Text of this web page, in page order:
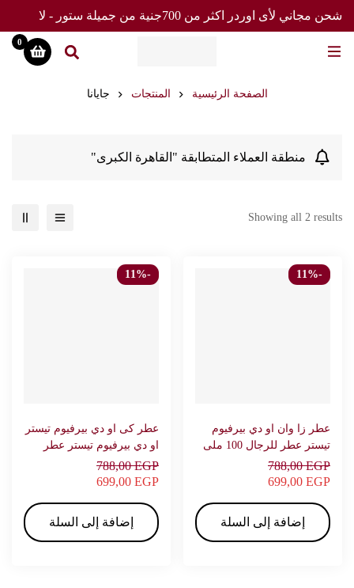
شحن مجاني لأى اوردر اكثر من 700جنية من جميلة ستور - لا
تفوت العرض
0
الصفحة الرئيسية المنتجات جايانا
منطقة العملاء المتطابقة "القاهرة الكبرى"
Showing all 2 results
-11%
عطر زا وان او دي بيرفيوم
تيستر عطر للرجال 100 ملى
– دولشي اند جابانا
788,00EGP
699,00 EGP
إضافة إلى السلة
-11%
عطر كى او دي بيرفيوم تيستر
او دي بيرفيوم تيستر عطر
للرجال 100 ملى – دولشي اند
جابانا
788,00EGP
699,00 EGP
إضافة إلى السلة